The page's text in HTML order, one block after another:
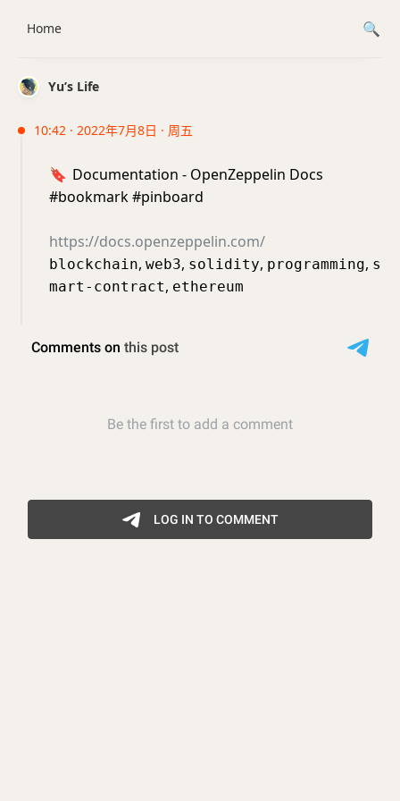
Yu’s Life
10:42 · 2022年7月8日 · 周五
🔖 Documentation - OpenZeppelin Docs
#bookmark #pinboard
https://docs.openzeppelin.com/
blockchain, web3, solidity, programming, s
mart-contract, ethereum
Home